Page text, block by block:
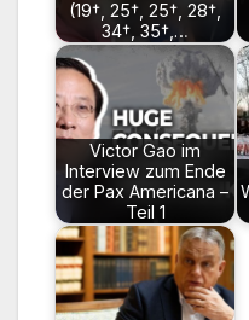
(19†, 25†, 25†, 28†,
34†, 35†,…
Victor Gao im
Interview zum Ende
der Pax Americana –
Teil 1